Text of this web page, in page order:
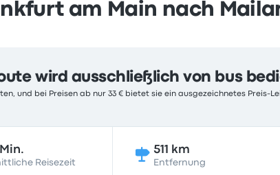
am Main nach
wird ausschließlich von bus
und bei Preisen ab nur 33 € bietet sie ein ausgezeichnetes Preis-
Reisezeit
511 km
Entfernung